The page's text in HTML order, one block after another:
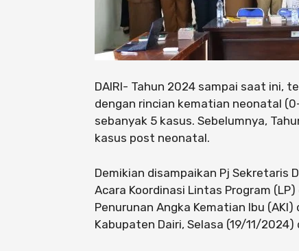
DAIRI- Tahun 2024 sampai saat ini,
dengan rincian kematian neonatal
sebanyak 5 kasus. Sebelumnya,
kasus post neonatal.
Demikian disampaikan Pj Sekretaris
Acara Koordinasi Lintas Program
Penurunan Angka Kematian Ibu
Kabupaten Dairi, Selasa (19/11/